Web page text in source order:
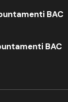
BAC
BAC